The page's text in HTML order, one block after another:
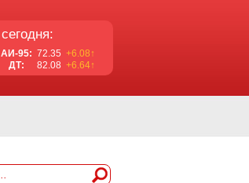
АИ-95: 72.35 +6.08↑
ДТ: 82.08 +6.64↑